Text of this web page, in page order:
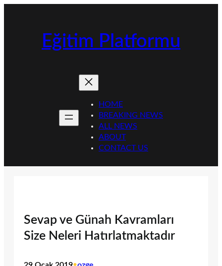
Eğitim Platformu
HOME
BREAKING NEWS
ALL NEWS
ABOUT
CONTACT US
Sevap ve Günah Kavramları
Size Neleri Hatırlatmaktadır